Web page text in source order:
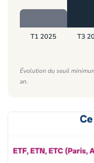
T1 2025 T3
Évolution du seuil
an.